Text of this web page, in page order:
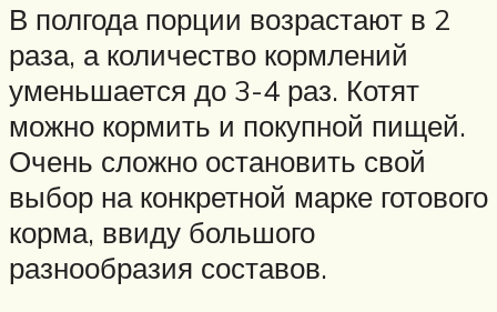
В полгода порции возрастают в 2
раза, а количество кормлений
уменьшается до 3-4 раз. Котят
можно кормить и покупной пищей.
Очень сложно остановить свой
выбор на конкретной марке готового
корма, ввиду большого
разнообразия составов.